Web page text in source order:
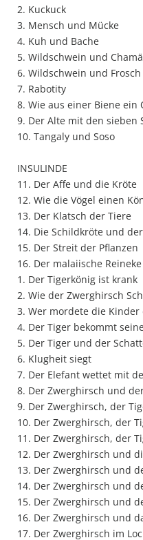
2. Kuckuck
3. Mensch und Mücke
4. Kuh und Bache
5. Wildschwein und
6. Wildschwein und
7. Rabotity
8. Wie aus einer Biene ein
9. Der Alte mit den sieben
10. Tangaly und Soso
INSULINDE
11. Der Affe und die Kröte
12. Wie die Vögel einen
13. Der Klatsch der Tiere
14. Die Schildkröte und
15. Der Streit der Pflanzen
16. Der malaiische
1. Der Tigerkönig ist krank
2. Wie der Zwerghirsch
3. Wer mordete die Kinder
4. Der Tiger bekommt
5. Der Tiger und der
6. Klugheit siegt
7. Der Elefant wettet mit
8. Der Zwerghirsch und
9. Der Zwerghirsch, der
10. Der Zwerghirsch, der
11. Der Zwerghirsch, der
12. Der Zwerghirsch und
13. Der Zwerghirsch und
14. Der Zwerghirsch und
15. Der Zwerghirsch und
16. Der Zwerghirsch und
17. Der Zwerghirsch im